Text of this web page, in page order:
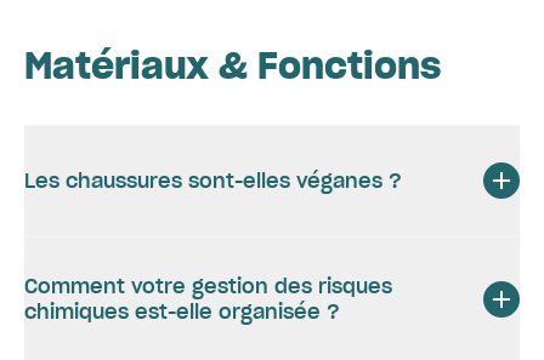
Matériaux & Fonctions
Les chaussures sont-elles véganes ?
Comment votre gestion des risques
chimiques est-elle organisée ?